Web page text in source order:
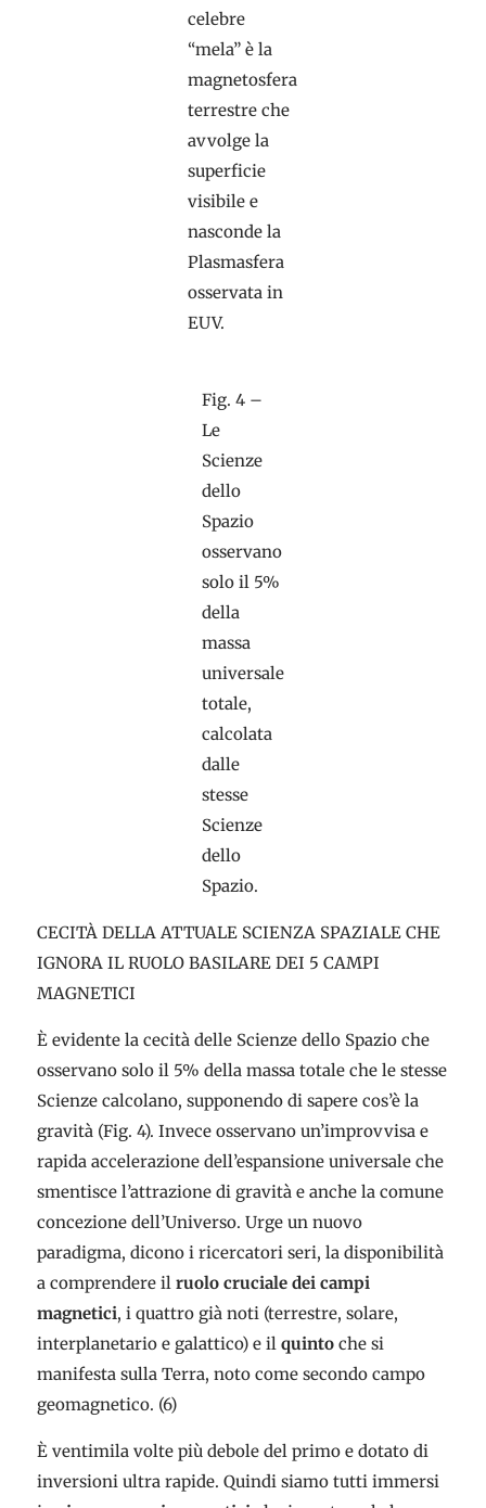
celebre
“mela” è la
magnetosfera
terrestre che
avvolge la
superficie
visibile e
nasconde la
Plasmasfera
osservata in
EUV.
Fig. 4 –
Le
Scienze
dello
Spazio
osservano
solo il 5%
della
massa
universale
totale,
calcolata
dalle
stesse
Scienze
dello
Spazio.
CECITÀ DELLA ATTUALE SCIENZA SPAZIALE CHE
IGNORA IL RUOLO BASILARE DEI 5 CAMPI
MAGNETICI
È evidente la cecità delle Scienze dello Spazio che
osservano solo il 5% della massa totale che le stesse
Scienze calcolano, supponendo di sapere cos’è la
gravità (Fig. 4). Invece osservano un’improvvisa e
rapida accelerazione dell’espansione universale che
smentisce l’attrazione di gravità e anche la comune
concezione dell’Universo. Urge un nuovo
paradigma, dicono i ricercatori seri, la disponibilità
a comprendere il ruolo cruciale dei campi
magnetici, i quattro già noti (terrestre, solare,
interplanetario e galattico) e il quinto che si
manifesta sulla Terra, noto come secondo campo
geomagnetico. (6)
È ventimila volte più debole del primo e dotato di
inversioni ultra rapide. Quindi siamo tutti immersi